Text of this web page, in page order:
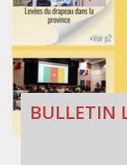
BULLETIN